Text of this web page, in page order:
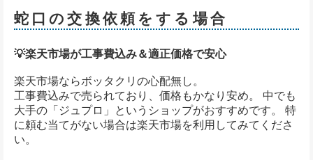
蛇口の交換依頼をする場合
💡楽天市場が工事費込み＆適正価格で安心
楽天市場ならボッタクリの心配無し。
工事費込みで売られており、価格もかなり安め。 中でも
大手の「ジュプロ」というショップがおすすめです。 特
に頼む当てがない場合は楽天市場を利用してみてくださ
い。